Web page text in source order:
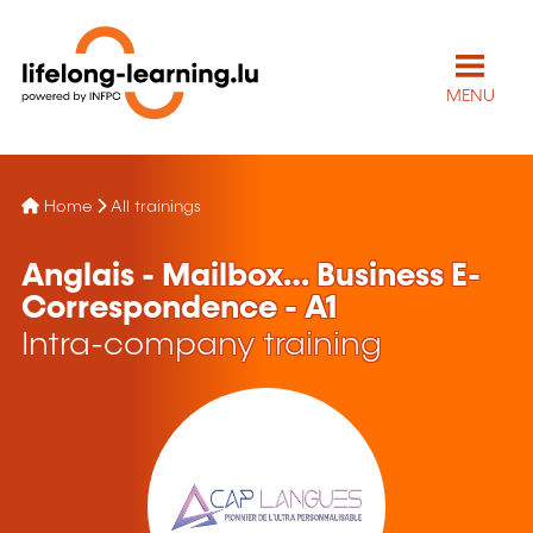
MENU
Home All trainings
Anglais - Mailbox… Business E-
Correspondence - A1
Intra-company training